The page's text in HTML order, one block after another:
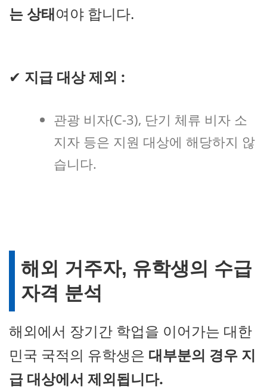
는 상태여야 합니다.
✔ 지급 대상 제외 :
관광 비자(C-3), 단기 체류 비자 소
지자 등은 지원 대상에 해당하지 않
습니다.
해외 거주자, 유학생의 수급
자격 분석
해외에서 장기간 학업을 이어가는 대한
민국 국적의 유학생은 대부분의 경우 지
급 대상에서 제외됩니다.